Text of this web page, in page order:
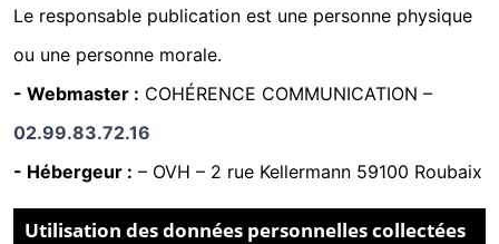
Le responsable publication est une personne physique
ou une personne morale.
- Webmaster : COHÉRENCE COMMUNICATION –
02.99.83.72.16
- Hébergeur : – OVH – 2 rue Kellermann 59100 Roubaix
Utilisation des données personnelles collectées